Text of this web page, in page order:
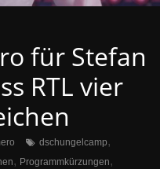
für Stefan
RTL vier
dschungelcamp,
, Programmkürzungen,